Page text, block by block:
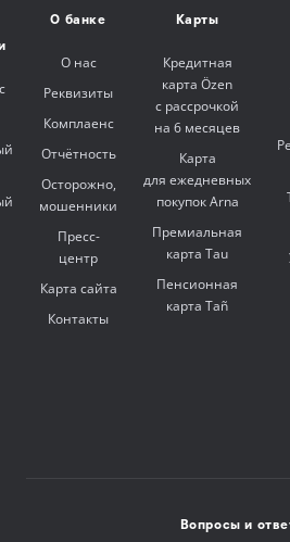
О банке
О нас
Реквизиты
Комплаенс
Отчётность
Осторожно,
мошенники
Пресс-
центр
Карта сайта
Контакты
Карты
Кредитная
карта Özen
с рассрочкой
на 6 месяцев
Карта
для ежедневных
покупок Arna
Премиальная
карта Tau
Пенсионная
карта Tañ
Вопросы и